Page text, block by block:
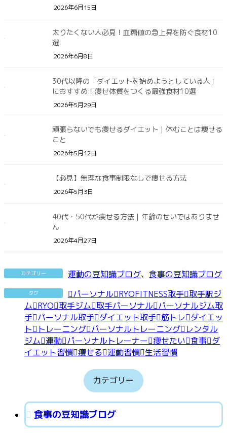
2026年6月15日
太りたくない人必見！血糖値の急上昇を防ぐ食材10
選
2026年6月8日
30代以降の「ダイエットを始めようとしている人」
におすすめ！痩せ体質をつくる最強食材10選
2026年5月29日
頑張らないでも痩せるダイエット｜休むことは痩せる
こと
2026年5月12日
【必見】無理な食事制限なしで痩せる方法
2026年5月3日
40代・50代が痩せる方法｜年齢のせいではありませ
ん
2026年4月27日
カテゴリー 運動の豆知識ブログ、 食事の豆知識ブログ
タグ パーソナル RYOFITNESS取手 取手駅ジ
ム RYO 取手ジム 取手パーソナル パーソナルジム取
手 パーソナル取手 ダイエット取手 筋トレ ダイエッ
ト
トレーニング パーソナルトレーニング レンタル
ジム 運動 パーソナルトレーナー 痩せたい 食事 ダ
イエット習慣 痩せる 運動習慣 生活習慣
カテゴリー
食事の豆知識ブログ